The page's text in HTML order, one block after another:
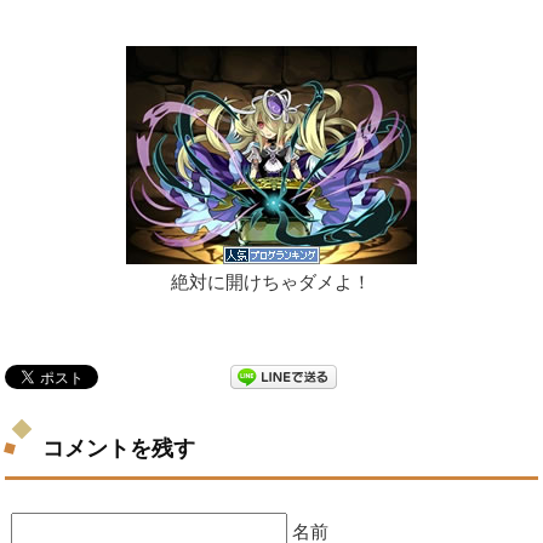
絶対に開けちゃダメよ！
コメントを残す
名前